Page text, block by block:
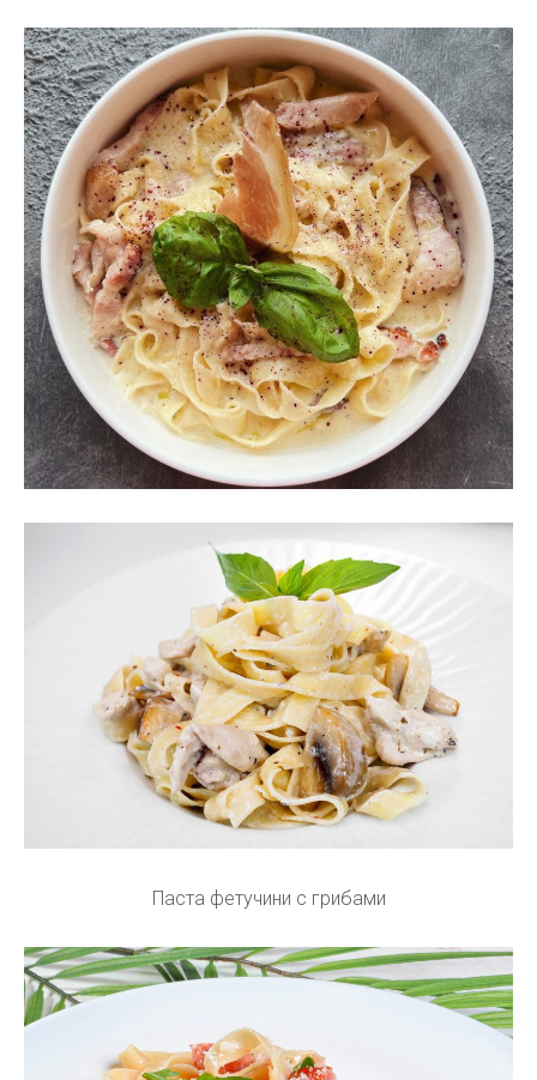
Паста фетучини с грибами